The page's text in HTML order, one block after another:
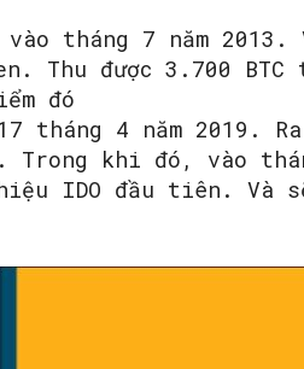
tháng 7 năm 2013.
Thu được 3.700
đó
tháng 4 năm 2019.
khi đó, vào
IDO đầu tiên. Và